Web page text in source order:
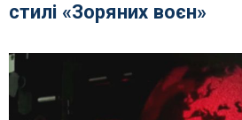
стилі «Зоряних воєн»